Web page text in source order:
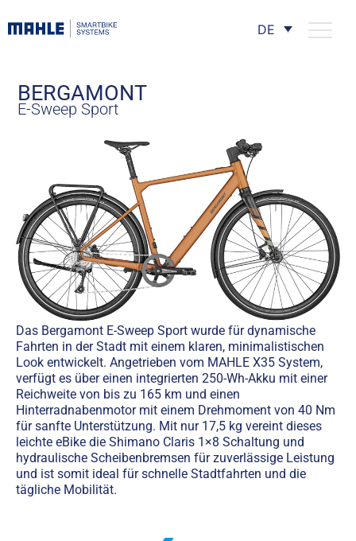
DE
BERGAMONT
E-Sweep Sport
Das Bergamont E-Sweep Sport wurde für dynamische
Fahrten in der Stadt mit einem klaren, minimalistischen
Look entwickelt. Angetrieben vom MAHLE X35 System,
verfügt es über einen integrierten 250-Wh-Akku mit einer
Reichweite von bis zu 165 km und einen
Hinterradnabenmotor mit einem Drehmoment von 40 Nm
für sanfte Unterstützung. Mit nur 17,5 kg vereint dieses
leichte eBike die Shimano Claris 1×8 Schaltung und
hydraulische Scheibenbremsen für zuverlässige Leistung
und ist somit ideal für schnelle Stadtfahrten und die
tägliche Mobilität.